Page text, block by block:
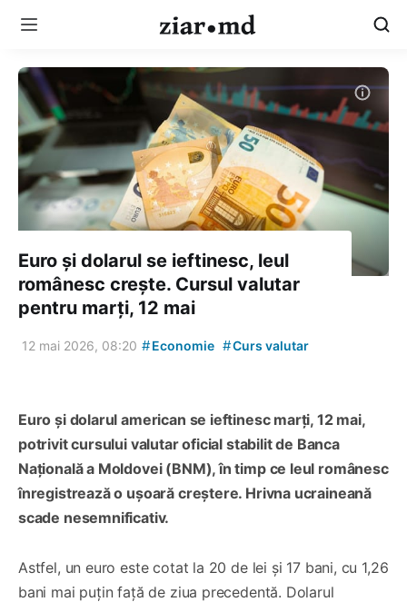
Euro și dolarul se ieftinesc, leul
românesc crește. Cursul valutar
pentru marți, 12 mai
12 mai 2026, 08:20 #Economie #Curs valutar
Euro și dolarul american se ieftinesc marți, 12 mai,
potrivit cursului valutar oficial stabilit de Banca
Națională a Moldovei (BNM), în timp ce leul românesc
înregistrează o ușoară creștere. Hrivna ucraineană
scade nesemnificativ.
Astfel, un euro este cotat la 20 de lei și 17 bani, cu 1,26
bani mai puțin față de ziua precedentă. Dolarul